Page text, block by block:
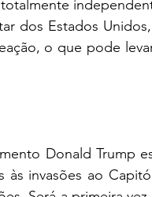
dos Estados
o que pode
Donald Trump
às invasões ao